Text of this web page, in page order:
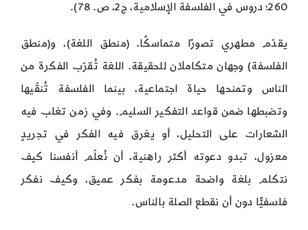
260؛ دروس في الفلسفة الإسلامية، ج2، ص. 78).
يقدّم مطهري تصورًا متماسكًا، (منطق اللغة)، و(منطق
الفلسفة) وجهان متكاملان للحقيقة. اللغة تُقرّب الفكرة من
الناس وتمنحها حياة اجتماعية، بينما الفلسفة تُنقّيها
وتضبطها ضمن قواعد التفكير السليم. وفي زمن تغلب فيه
الشعارات على التحليل، أو يغرق فيه الفكر في تجريدٍ
معزول، تبدو دعوته أكثر راهنية، أن نُعلّم أنفسنا كيف
نتكلم بلغة واضحة مدعومة بفكر عميق، وكيف نفكر
فلسفيًّا دون أن نقطع الصلة بالناس.